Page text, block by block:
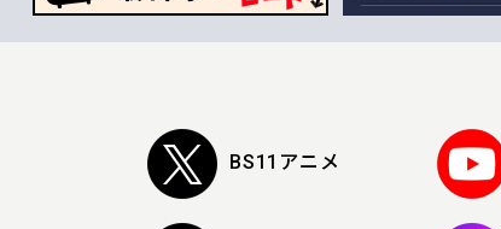
BS11アニメ